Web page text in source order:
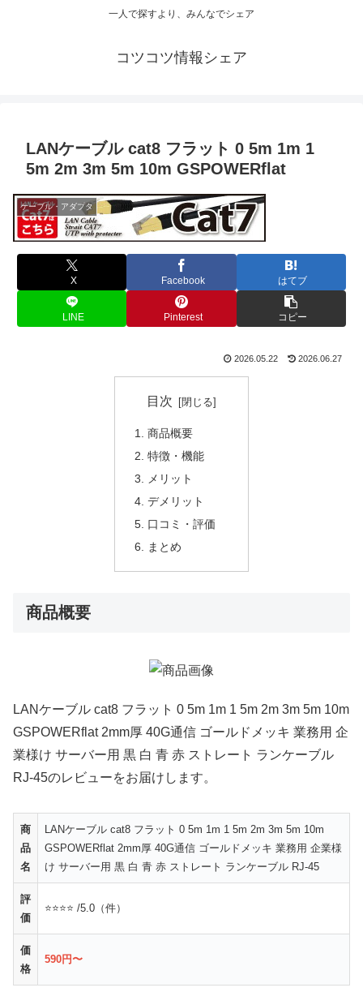
一人で探すより、みんなでシェア
コツコツ情報シェア
LANケーブル cat8 フラット 0 5m 1m 1
5m 2m 3m 5m 10m GSPOWERflat
ケーブル・アダプタ
X Facebook はてブ
LINE Pinterest コピー
2026.05.22 2026.06.27
目次
商品概要
特徴・機能
メリット
デメリット
口コミ・評価
まとめ
商品概要
LANケーブル cat8 フラット 0 5m 1m 1 5m 2m 3m 5m 10m
GSPOWERflat 2mm厚 40G通信 ゴールドメッキ 業務用 企
業様け サーバー用 黒 白 青 赤 ストレート ランケーブル
RJ-45のレビューをお届けします。
商
品
名
LANケーブル cat8 フラット 0 5m 1m 1 5m 2m 3m 5m 10m
GSPOWERflat 2mm厚 40G通信 ゴールドメッキ 業務用 企業様
け サーバー用 黒 白 青 赤 ストレート ランケーブル RJ-45
評
価
⭐⭐⭐⭐ /5.0（件）
価
格
590円〜